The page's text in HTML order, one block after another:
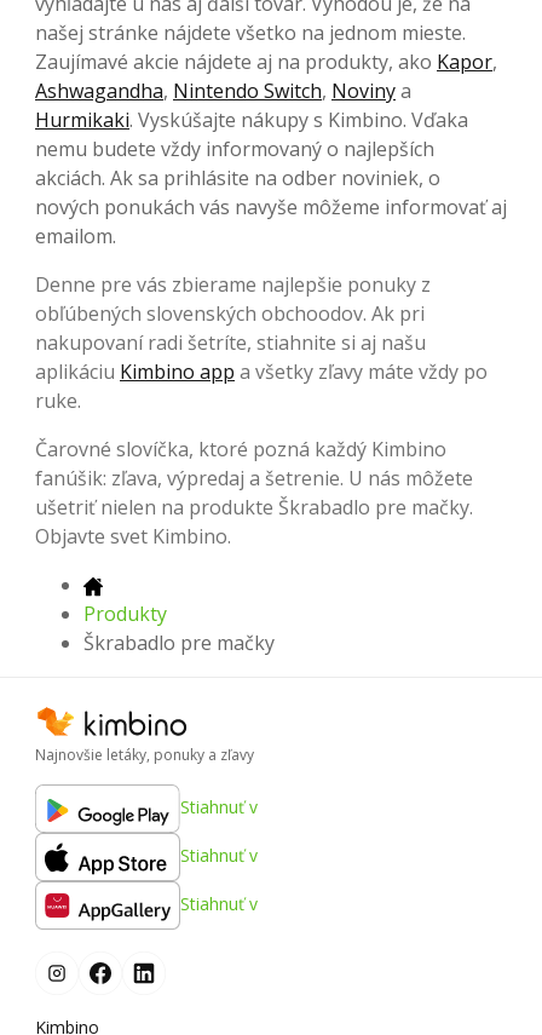
našej stránke nájdete všetko na jednom mieste.
Zaujímavé akcie nájdete aj na produkty, ako Kapor,
Ashwagandha, Nintendo Switch, Novinya
Hurmikaki. Vyskúšajte nákupy s Kimbino. Vďaka
nemu budete vždy informovaný o najlepších
akciách. Ak sa prihlásite na odber noviniek, o
nových ponukách vás navyše môžeme informovať aj
emailom.
Denne pre vás zbierame najlepšie ponuky z
obľúbených slovenských obchoodov. Ak pri
nakupovaní radi šetríte, stiahnite si aj našu
aplikáciu Kimbino app a všetky zľavy máte vždy po
ruke.
Čarovné slovíčka, ktoré pozná každý Kimbino
fanúšik: zľava, výpredaj a šetrenie. U nás môžete
ušetriť nielen na produkte Škrabadlo pre mačky.
Objavte svet Kimbino.
Produkty
Škrabadlo pre mačky
Najnovšie letáky, ponuky a zľavy
Stiahnuť v
Stiahnuť v
Stiahnuť v
Kimbino